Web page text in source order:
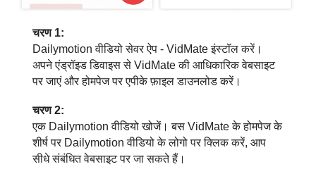
चरण 1:
Dailymotion वीडियो सेवर ऐप - VidMate इंस्टॉल करें।
अपने एंड्रॉइड डिवाइस से VidMate की आधिकारिक वेबसाइट
पर जाएं और होमपेज पर एपीके फ़ाइल डाउनलोड करें।
चरण 2:
एक Dailymotion वीडियो खोजें। बस VidMate के होमपेज के
शीर्ष पर Dailymotion वीडियो के लोगो पर क्लिक करें, आप
सीधे संबंधित वेबसाइट पर जा सकते हैं।